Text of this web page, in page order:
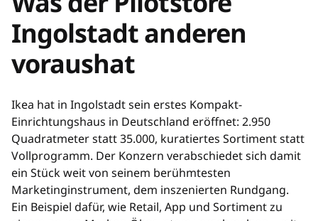
Ingolstadt anderen
voraushat
Ikea hat in Ingolstadt sein erstes Kompakt-
Einrichtungshaus in Deutschland eröffnet: 2.950
Quadratmeter statt 35.000, kuratiertes Sortiment statt
Vollprogramm. Der Konzern verabschiedet sich damit
ein Stück weit von seinem berühmtesten
Marketinginstrument, dem inszenierten Rundgang.
Ein Beispiel dafür, wie Retail, App und Sortiment zu